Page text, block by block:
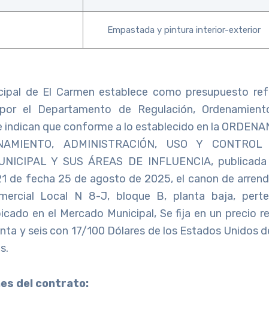
Empastada y pintura interior-exterior
de El Carmen establece como presupuesto
el Departamento de Regulación,
indican que conforme a lo establecido en la
ADMINISTRACIÓN, USO Y
Y SUS ÁREAS DE INFLUENCIA,
de fecha 25 de agosto de 2025, el canon de
Local N 8-J, bloque B, planta baja,
en el Mercado Municipal, Se fija en un precio
y seis con 17/100 Dólares de los Estados Unidos
del contrato: